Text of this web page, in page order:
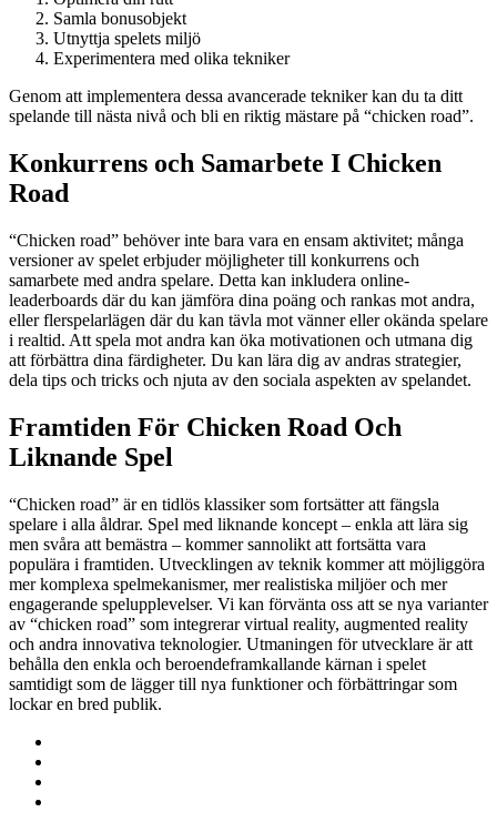
Samla bonusobjekt
Utnyttja spelets miljö
Experimentera med olika tekniker
Genom att implementera dessa avancerade tekniker kan du ta ditt
spelande till nästa nivå och bli en riktig mästare på “chicken road”.
Konkurrens och Samarbete I Chicken
Road
“Chicken road” behöver inte bara vara en ensam aktivitet; många
versioner av spelet erbjuder möjligheter till konkurrens och
samarbete med andra spelare. Detta kan inkludera online-
leaderboards där du kan jämföra dina poäng och rankas mot andra,
eller flerspelarlägen där du kan tävla mot vänner eller okända spelare
i realtid. Att spela mot andra kan öka motivationen och utmana dig
att förbättra dina färdigheter. Du kan lära dig av andras strategier,
dela tips och tricks och njuta av den sociala aspekten av spelandet.
Framtiden För Chicken Road Och
Liknande Spel
“Chicken road” är en tidlös klassiker som fortsätter att fängsla
spelare i alla åldrar. Spel med liknande koncept – enkla att lära sig
men svåra att bemästra – kommer sannolikt att fortsätta vara
populära i framtiden. Utvecklingen av teknik kommer att möjliggöra
mer komplexa spelmekanismer, mer realistiska miljöer och mer
engagerande spelupplevelser. Vi kan förvänta oss att se nya varianter
av “chicken road” som integrerar virtual reality, augmented reality
och andra innovativa teknologier. Utmaningen för utvecklare är att
behålla den enkla och beroendeframkallande kärnan i spelet
samtidigt som de lägger till nya funktioner och förbättringar som
lockar en bred publik.